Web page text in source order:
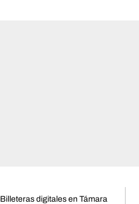
Billeteras digitales en Támara